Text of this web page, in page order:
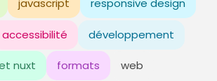
javascript responsive design
accessibilité développement
nuxt formats web